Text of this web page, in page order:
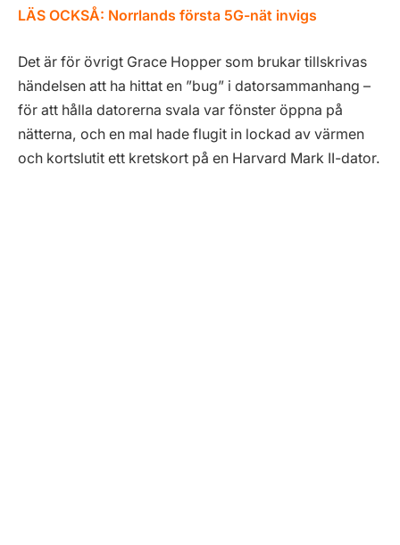
LÄS OCKSÅ: Norrlands första 5G-nät invigs
Det är för övrigt Grace Hopper som brukar tillskrivas
händelsen att ha hittat en ”bug” i datorsammanhang –
för att hålla datorerna svala var fönster öppna på
nätterna, och en mal hade flugit in lockad av värmen
och kortslutit ett kretskort på en Harvard Mark II-dator.